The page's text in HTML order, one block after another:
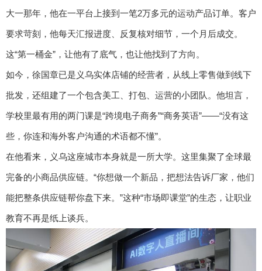
大一那年，他在一平台上接到一笔2万多元的运动产品订单。客户
要求苛刻，他每天汇报进度、反复核对细节，一个月后成交。
这“第一桶金”，让他有了底气，也让他找到了方向。
如今，徐国章已是义乌实体店铺的经营者，从线上零售做到线下
批发，还组建了一个包含美工、打包、运营的小团队。他坦言，
学校里最有用的两门课是“跨境电子商务”“商务英语”——“没有这
些，你连和海外客户沟通的术语都不懂”。
在他看来，义乌这座城市本身就是一所大学。这里集聚了全球最
完备的小商品供应链。“你想做一个新品，把想法告诉厂家，他们
能把整条供应链帮你盘下来。”这种“市场即课堂”的生态，让职业
教育不再是纸上谈兵。